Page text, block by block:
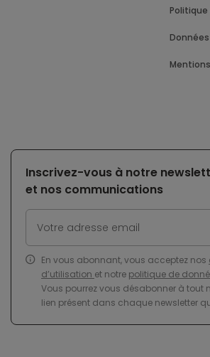
Inscrivez-vous à notre
et nos communications
En vous abonnant, vous acceptez nos
d’utilisation et notre politique de
Vous pourrez vous désabonner à tout
lien présent dans chaque newsletter